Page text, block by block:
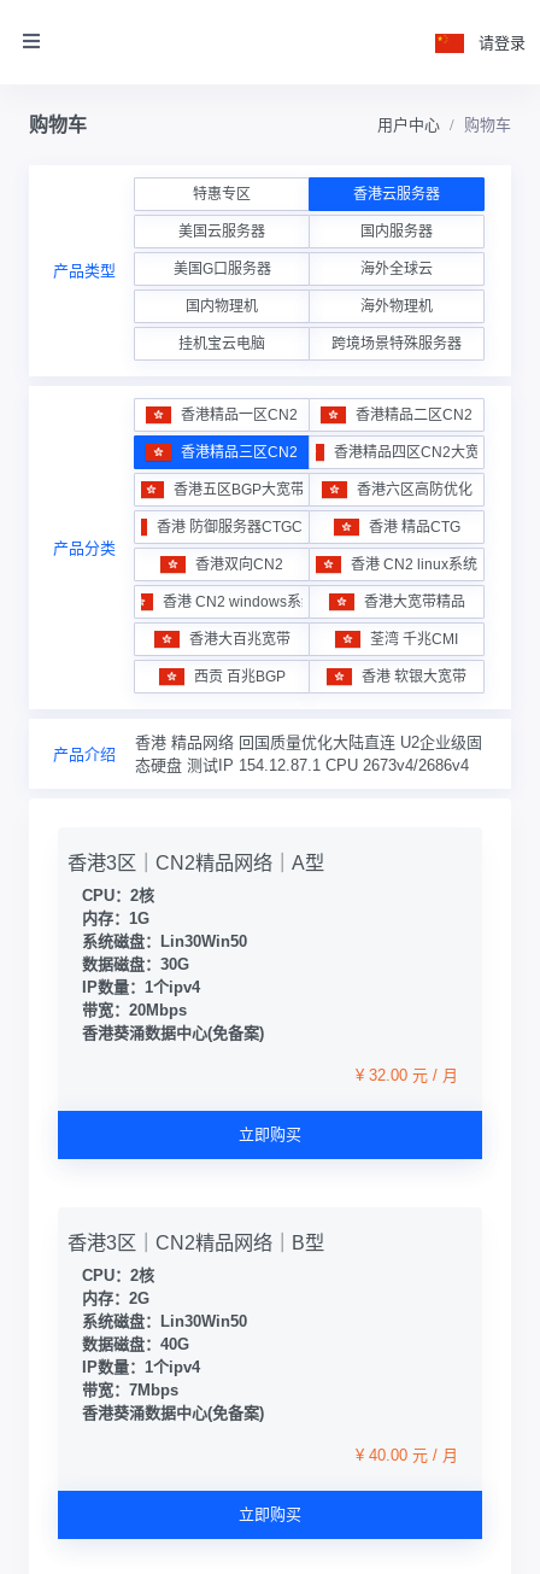
请登录
购物车 用户中心 购物车
产品类型
特惠专区 香港云服务器
美国云服务器 国内服务器
美国G口服务器 海外全球云
国内物理机 海外物理机
挂机宝云电脑 跨境场景特殊服务器
产品分类
香港精品一区CN2 香港精品二区CN2
香港精品三区CN2 香港精品四区CN2大宽带
香港五区BGP大宽带 香港六区高防优化
香港 防御服务器CTGCN2 香港 精品CTG
香港双向CN2 香港 CN2 linux系统
香港 CN2 windows系统 香港大宽带精品
香港大百兆宽带 荃湾 千兆CMI
西贡 百兆BGP 香港 软银大宽带
产品介绍
香港 精品网络 回国质量优化大陆直连 U2企业级固
态硬盘 测试IP 154.12.87.1 CPU 2673v4/2686v4
香港3区｜CN2精品网络｜A型
CPU：2核
内存：1G
系统磁盘：Lin30Win50
数据磁盘：30G
IP数量：1个ipv4
带宽：20Mbps
香港葵涌数据中心(免备案)
¥ 32.00 元 / 月
立即购买
香港3区｜CN2精品网络｜B型
CPU：2核
内存：2G
系统磁盘：Lin30Win50
数据磁盘：40G
IP数量：1个ipv4
带宽：7Mbps
香港葵涌数据中心(免备案)
¥ 40.00 元 / 月
立即购买